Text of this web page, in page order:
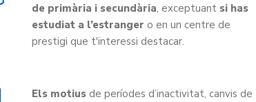
de primària i secundària, exceptuant si has
estudiat a l’estranger o en un centre de
prestigi que t'interessi destacar.
Els motius de períodes d’inactivitat, canvis de